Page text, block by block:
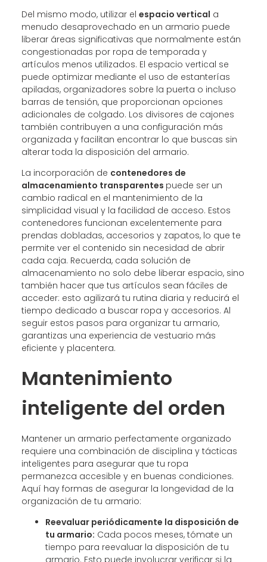
Del mismo modo, utilizar el espacio vertical a
menudo desaprovechado en un armario puede
liberar áreas significativas que normalmente están
congestionadas por ropa de temporada y
artículos menos utilizados. El espacio vertical se
puede optimizar mediante el uso de estanterías
apiladas, organizadores sobre la puerta o incluso
barras de tensión, que proporcionan opciones
adicionales de colgado. Los divisores de cajones
también contribuyen a una configuración más
organizada y facilitan encontrar lo que buscas sin
alterar toda la disposición del armario.
La incorporación de contenedores de
almacenamiento transparentes puede ser un
cambio radical en el mantenimiento de la
simplicidad visual y la facilidad de acceso. Estos
contenedores funcionan excelentemente para
prendas dobladas, accesorios y zapatos, lo que te
permite ver el contenido sin necesidad de abrir
cada caja. Recuerda, cada solución de
almacenamiento no solo debe liberar espacio, sino
también hacer que tus artículos sean fáciles de
acceder: esto agilizará tu rutina diaria y reducirá el
tiempo dedicado a buscar ropa y accesorios. Al
seguir estos pasos para organizar tu armario,
garantizas una experiencia de vestuario más
eficiente y placentera.
Mantenimiento
inteligente del orden
Mantener un armario perfectamente organizado
requiere una combinación de disciplina y tácticas
inteligentes para asegurar que tu ropa
permanezca accesible y en buenas condiciones.
Aquí hay formas de asegurar la longevidad de la
organización de tu armario:
Reevaluar periódicamente la disposición de
tu armario: Cada pocos meses, tómate un
tiempo para reevaluar la disposición de tu